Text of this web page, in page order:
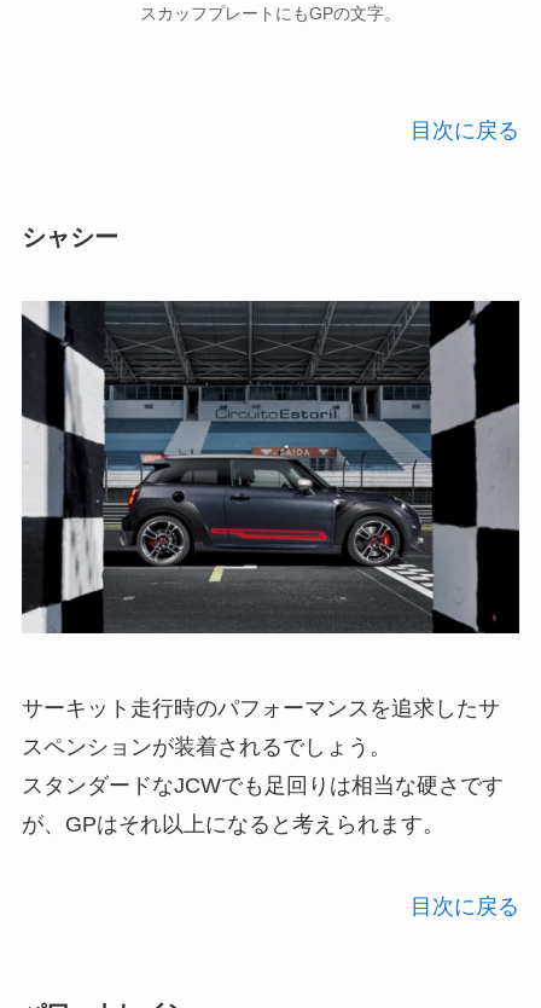
スカッフプレートにもGPの文字。
目次に戻る
シャシー
サーキット走行時のパフォーマンスを追求したサ
スペンションが装着されるでしょう。
スタンダードなJCWでも足回りは相当な硬さです
が、GPはそれ以上になると考えられます。
目次に戻る